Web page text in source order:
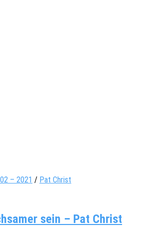
– 2021 / Pat Christ
sein – Pat Christ